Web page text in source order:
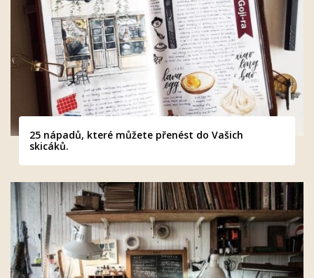
25 nápadů, které můžete přenést do Vašich
skicáků.